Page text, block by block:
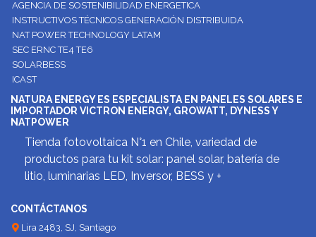
AGENCIA DE SOSTENIBILIDAD ENERGETICA
INSTRUCTIVOS TÉCNICOS GENERACIÓN DISTRIBUIDA
NAT POWER TECHNOLOGY LATAM
SEC ERNC TE4 TE6
SOLARBESS
ICAST
NATURA ENERGY ES ESPECIALISTA EN PANELES SOLARES E
IMPORTADOR VICTRON ENERGY, GROWATT, DYNESS Y
NATPOWER
Tienda fotovoltaica N°1 en Chile, variedad de
productos para tu kit solar: panel solar, batería de
litio, luminarias LED, Inversor, BESS y +
CONTÁCTANOS
Lira 2483, SJ, Santiago